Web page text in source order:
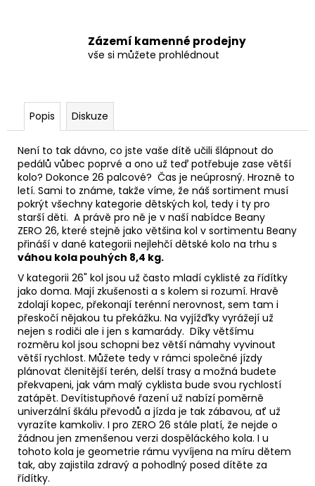
Zázemí kamenné prodejny
vše si můžete prohlédnout
Popis Diskuze
Není to tak dávno, co jste vaše dítě učili šlápnout do
pedálů vůbec poprvé a ono už teď potřebuje zase větší
kolo? Dokonce 26 palcové? Čas je neúprosný. Hrozně to
letí. Sami to známe, takže víme, že náš sortiment musí
pokrýt všechny kategorie dětských kol, tedy i ty pro
starší děti. A právě pro ně je v naší nabídce Beany
ZERO 26, které stejně jako většina kol v sortimentu Beany
přináší v dané kategorii nejlehčí dětské kolo na trhu s
váhou kola pouhých 8,4 kg.
V kategorii 26" kol jsou už často mladí cyklisté za řídítky
jako doma. Mají zkušenosti a s kolem si rozumí. Hravě
zdolají kopec, překonají terénní nerovnost, sem tam i
přeskočí nějakou tu překážku. Na vyjížďky vyrážejí už
nejen s rodiči ale i jen s kamarády. Díky většímu
rozměru kol jsou schopni bez větší námahy vyvinout
větší rychlost. Můžete tedy v rámci společné jízdy
plánovat členitější terén, delší trasy a možná budete
překvapeni, jak vám malý cyklista bude svou rychlostí
zatápět. Devítistupňové řazení už nabízí poměrně
univerzální škálu převodů a jízda je tak zábavou, ať už
vyrazíte kamkoliv. I pro ZERO 26 stále platí, že nejde o
žádnou jen zmenšenou verzi dospěláckého kola. I u
tohoto kola je geometrie rámu vyvíjena na míru dětem
tak, aby zajistila zdravý a pohodlný posed dítěte za
řídítky.